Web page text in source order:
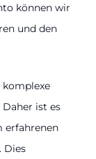
können wir
und den
komplexe
ist es
erfahrenen
Dies